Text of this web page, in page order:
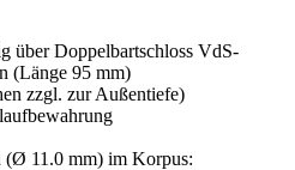
über Doppelbartschloss VdS-
(Länge 95 mm)
zzgl. zur Außentiefe)
(Ø 11.0 mm) im Korpus: